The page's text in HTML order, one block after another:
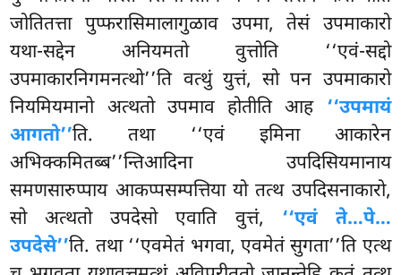
जोतितत्ता पुप्फरासिमालागुळाव उपमा, तेसं उपमाकारो
यथा-सद्देन अनियमतो वुत्तोति ‘‘एवं-सद्दो
उपमाकारनिगमनत्थो’’ति वत्थुं युत्तं, सो पन उपमाकारो
नियमियमानो अत्थतो उपमाव होतीति आह ‘‘उपमायं
आगतो’’ति. तथा ‘‘एवं इमिना आकारेन
अभिक्कमितब्ब’’न्तिआदिना उपदिसियमानाय
समणसारुप्पाय आकप्पसम्पत्तिया यो तत्थ उपदिसनाकारो,
सो अत्थतो उपदेसो एवाति वुत्तं, ‘‘एवं ते…पे…
उपदेसे’’ति. तथा ‘‘एवमेतं भगवा, एवमेतं सुगता’’ति एत्थ